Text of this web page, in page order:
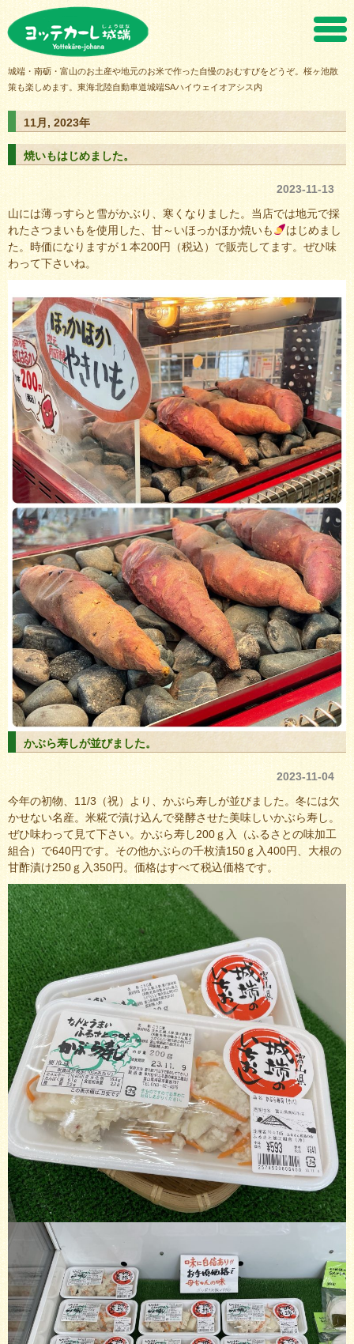
城端・南砺・富山のお土産や地元のお米で作った自慢のおむすびをどうぞ。桜ヶ池散
策も楽しめます。東海北陸自動車道城端SAハイウェイオアシス内
11月, 2023年
焼いもはじめました。
2023-11-13
山には薄っすらと雪がかぶり、寒くなりました。当店では地元で採
れたさつまいもを使用した、甘～いほっかほか焼いも
はじめまし
た。時価になりますが１本200円（税込）で販売してます。ぜひ味
わって下さいね。
かぶら寿しが並びました。
2023-11-04
今年の初物、11/3（祝）より、かぶら寿しが並びました。冬には欠
かせない名産。米糀で漬け込んで発酵させた美味しいかぶら寿し。
ぜひ味わって見て下さい。かぶら寿し200ｇ入（ふるさとの味加工
組合）で640円です。その他かぶらの千枚漬150ｇ入400円、大根の
甘酢漬け250ｇ入350円。価格はすべて税込価格です。